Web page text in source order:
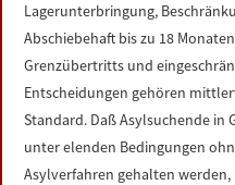
Lagerunterbringung,
Abschiebehaft bis zu 18
Grenzübertritts und
Entscheidungen gehören
Standard. Daß Asylsuchende in
unter elenden Bedingungen
Asylverfahren gehalten